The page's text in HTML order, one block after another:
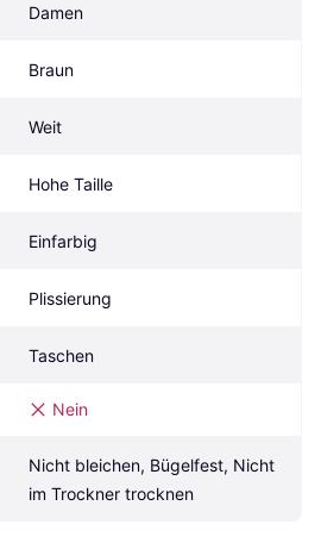
Damen
Braun
Weit
Hohe Taille
Einfarbig
Plissierung
Taschen
Nein
Nicht bleichen, Bügelfest, Nicht
im Trockner trocknen